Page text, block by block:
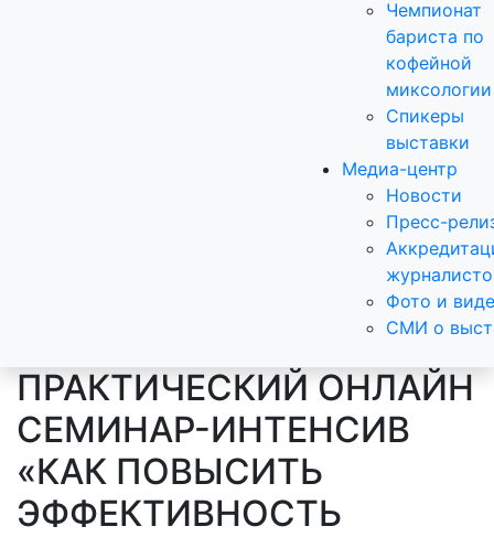
Чемпионат
бариста по
кофейной
миксологии
Спикеры
выставки
Медиа-центр
Новости
Пресс-
Фото и
СМИ о
ПРАКТИЧЕСКИЙ ОНЛАЙН
СЕМИНАР-ИНТЕНСИВ
«КАК ПОВЫСИТЬ
ЭФФЕКТИВНОСТЬ